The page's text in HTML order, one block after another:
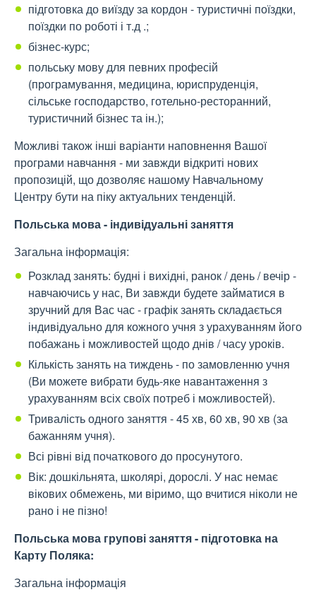
підготовка до виїзду за кордон - туристичні поїздки,
поїздки по роботі і т.д .;
бізнес-курс;
польську мову для певних професій
(програмування, медицина, юриспруденція,
сільське господарство, готельно-ресторанний,
туристичний бізнес та ін.);
Можливі також інші варіанти наповнення Вашої
програми навчання - ми завжди відкриті нових
пропозицій, що дозволяє нашому Навчальному
Центру бути на піку актуальних тенденцій.
Польська мова - індивідуальні заняття
Загальна інформація:
Розклад занять: будні і вихідні, ранок / день / вечір -
навчаючись у нас, Ви завжди будете займатися в
зручний для Вас час - графік занять складається
індивідуально для кожного учня з урахуванням його
побажань і можливостей щодо днів / часу уроків.
Кількість занять на тиждень - по замовленню учня
(Ви можете вибрати будь-яке навантаження з
урахуванням всіх своїх потреб і можливостей).
Тривалість одного заняття - 45 хв, 60 хв, 90 хв (за
бажанням учня).
Всі рівні від початкового до просунутого.
Вік: дошкільнята, школярі, дорослі. У нас немає
вікових обмежень, ми віримо, що вчитися ніколи не
рано і не пізно!
Польська мова групові заняття - підготовка на
Карту Поляка:
Загальна інформація